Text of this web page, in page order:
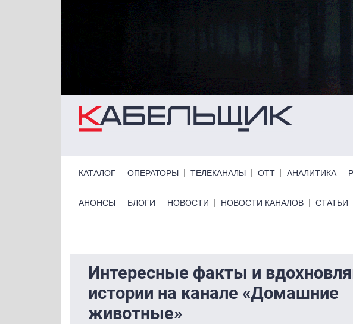
КАТАЛОГ ОПЕРАТОРЫ ТЕЛЕКАНАЛЫ ОТТ АНАЛИТИКА
Primary links bottom
АНОНСЫ БЛОГИ НОВОСТИ НОВОСТИ КАНАЛОВ СТАТЬИ
Интересные факты и
истории на канале «Домашние
животные»